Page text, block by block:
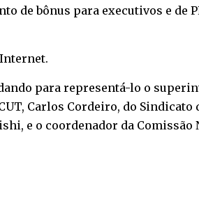
de bônus para executivos e de
para representá-lo o
Carlos Cordeiro, do Sindicato
e o coordenador da Comissão